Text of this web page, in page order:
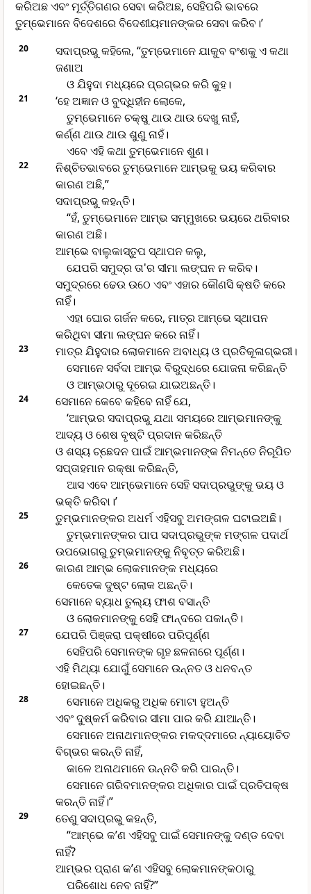
କରିଅଛ ଏବଂ ମୂର୍ତ୍ତିଗଣର ସେବା କରିଅଛ, ସେହିପରି ଭାବରେ
ତୁମ୍ଭେମାନେ ବିଦେଶରେ ବିଦେଶୀୟମାନଙ୍କର ସେବା କରିବ।’
20
ସଦାପ୍ରଭୁ କହିଲେ, “ତୁମ୍ଭେମାନେ ଯାକୁବ ବଂଶକୁ ଏ କଥା
ଜଣାଅ
ଓ ଯିହୁଦା ମଧ୍ୟରେ ପ୍ରଗ୍ଭର କରି କୁହ।
21
‘ହେ ଅଜ୍ଞାନ ଓ ବୁଦ୍ଧିହୀନ ଲୋକେ,
ତୁମ୍ଭେମାନେ ଚକ୍ଷୁ ଥାଉ ଥାଉ ଦେଖୁ ନାହଁ,
କର୍ଣ୍ଣ ଥାଉ ଥାଉ ଶୁଣୁ ନାହଁ।
ଏବେ ଏହି କଥା ତୁମ୍ଭେମାନେ ଶୁଣ।
22
ନିଶ୍ଚିତଭାବରେ ତୁମ୍ଭେମାନେ ଆମ୍ଭକୁ ଭୟ କରିବାର
କାରଣ ଅଛି,”
ସଦାପ୍ରଭୁ କହନ୍ତି।
“ହଁ, ତୁମ୍ଭେମାନେ ଆମ୍ଭ ସମ୍ମୁଖରେ ଭୟରେ ଥରିବାର
କାରଣ ଅଛି।
ଆମ୍ଭେ ବାଲୁକାସ୍ତୁପ ସ୍ଥାପନ କଲୁ,
ଯେପରି ସମୁଦ୍ର ତା'ର ସୀମା ଲଙ୍ଘନ ନ କରିବ।
ସମୁଦ୍ରରେ ଢେଉ ଉଠେ ଏବଂ ଏହାର କୌଣସି କ୍ଷତି କରେ
ନାହିଁ।
ଏହା ଘୋର ଗର୍ଜନ କରେ, ମାତ୍ର ଆମ୍ଭେ ସ୍ଥାପନ
କରିଥିବା ସୀମା ଲଙ୍ଘନ କରେ ନାହିଁ।
23
ମାତ୍ର ଯିହୁଦାର ଲୋକମାନେ ଅବାଧ୍ୟ ଓ ପ୍ରତିକୂଳାଗ୍ଭରୀ।
ସେମାନେ ସର୍ବଦା ଆମ୍ଭ ବିରୁଦ୍ଧରେ ଯୋଜନା କରିଛନ୍ତି
ଓ ଆମ୍ଭଠାରୁ ଦୂରେଇ ଯାଇଅଛନ୍ତି।
24
ସେମାନେ କେବେ କହିବେ ନାହିଁ ଯେ,
‘ଆମ୍ଭର ସଦାପ୍ରଭୁ ଯଥା ସମୟରେ ଆମ୍ଭମାନଙ୍କୁ
ଆଦ୍ୟ ଓ ଶେଷ ବୃଷ୍ଟି ପ୍ରଦାନ କରିଛନ୍ତି
ଓ ଶସ୍ୟ ଚ୍ଛେଦନ ପାଇଁ ଆମ୍ଭମାନଙ୍କ ନିମନ୍ତେ ନିରୂପିତ
ସପ୍ତାହମାନ ରକ୍ଷା କରିଛନ୍ତି,
ଆସ ଏବେ ଆମ୍ଭେମାନେ ସେହି ସଦାପ୍ରଭୁଙ୍କୁ ଭୟ ଓ
ଭକ୍ତି କରିବା।’
25
ତୁମ୍ଭମାନଙ୍କର ଅଧର୍ମ ଏହିସବୁ ଅମଙ୍ଗଳ ଘଟାଇଅଛି।
ତୁମ୍ଭମାନଙ୍କର ପାପ ସଦାପ୍ରଭୁଙ୍କ ମଙ୍ଗଳ ପଦାର୍ଥ
ଉପଭୋଗରୁ ତୁମ୍ଭମାନଙ୍କୁ ନିବୃତ୍ତ କରିଅଛି।
26
କାରଣ ଆମ୍ଭ ଲୋକମାନଙ୍କ ମଧ୍ୟରେ
କେତେକ ଦୁଷ୍ଟ ଲୋକ ଅଛନ୍ତି।
ସେମାନେ ବ୍ୟାଧ ତୁଲ୍ୟ ଫାଶ ବସାନ୍ତି
ଓ ଲୋକମାନଙ୍କୁ ସେହି ଫାନ୍ଦରେ ପକାନ୍ତି।
27
ଯେପରି ପିଞ୍ଜରା ପକ୍ଷୀରେ ପରିପୂର୍ଣ୍ଣ
ସେହିପରି ସେମାନଙ୍କ ଗୃହ ଛଳନାରେ ପୂର୍ଣ୍ଣ।
ଏହି ମିଥ୍ୟା ଯୋଗୁଁ ସେମାନେ ଉନ୍ନତ ଓ ଧନବନ୍ତ
ହୋଇଛନ୍ତି।
28
ସେମାନେ ଅଧିକରୁ ଅଧିକ ମୋଟା ହୁଅନ୍ତି
ଏବଂ ଦୁଷ୍କର୍ମ କରିବାର ସୀମା ପାର କରି ଯାଆନ୍ତି।
ସେମାନେ ଅନାଥମାନଙ୍କର ମକଦ୍ଦମାରେ ନ୍ୟାୟୋଚିତ
ବିଗ୍ଭର କରନ୍ତି ନାହିଁ,
କାଳେ ଅନାଥମାନେ ଉନ୍ନତି କରି ପାରନ୍ତି।
ସେମାନେ ଗରିବମାନଙ୍କର ଅଧିକାର ପାଇଁ ପ୍ରତିପକ୍ଷ
କରନ୍ତି ନାହିଁ।”
29
ତେଣୁ ସଦାପ୍ରଭୁ କହନ୍ତି,
“ଆମ୍ଭେ କ’ଣ ଏହିସବୁ ପାଇଁ ସେମାନଙ୍କୁ ଦଣ୍ଡ ଦେବା
ନାହିଁ?
ଆମ୍ଭର ପ୍ରାଣ କ’ଣ ଏହିସବୁ ଲୋକମାନଙ୍କଠାରୁ
ପରିଶୋଧ ନେବ ନାହିଁ?”